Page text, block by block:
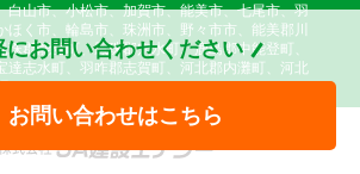
にお問い合わせください
お問い合わせはこちら
白山市、小松市、加賀市、能美市、七尾市、羽
ほく市、輪島市、珠洲市、野々市市、能美郡川
珠郡能登町、鳳珠郡穴水町、鹿島郡中能登町、
達志水町、羽咋郡志賀町、河北郡内灘町、河北